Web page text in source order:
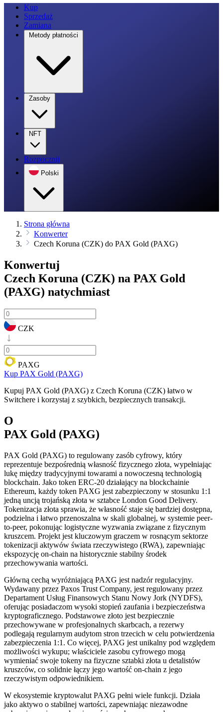
Kup
Sprzedaż
Zamiana
Metody płatności
Zasoby
NFT
Rozpocznij
Polski
Strona główna
Konwerter
Czech Koruna (CZK) do PAX Gold (PAXG)
Konwertuj
Czech Koruna (CZK) na PAX Gold
(PAXG) natychmiast
CZK
PAXG
Kup PAX Gold (PAXG)
Kupuj PAX Gold (PAXG) z Czech Koruna (CZK) łatwo w
Switchere i korzystaj z szybkich, bezpiecznych transakcji.
O
PAX Gold (PAXG)
PAX Gold (PAXG) to regulowany zasób cyfrowy, który
reprezentuje bezpośrednią własność fizycznego złota, wypełniając
lukę między tradycyjnymi towarami a nowoczesną technologią
blockchain. Jako token ERC-20 działający na blockchainie
Ethereum, każdy token PAXG jest zabezpieczony w stosunku 1:1
jedną uncją trojańską złota w sztabce London Good Delivery.
Tokenizacja złota sprawia, że własność staje się bardziej dostępna,
podzielna i łatwo przenoszalna w skali globalnej, w systemie peer-
to-peer, pokonując logistyczne wyzwania związane z fizycznym
kruszcem. Projekt jest kluczowym graczem w rosnącym sektorze
tokenizacji aktywów świata rzeczywistego (RWA), zapewniając
ekspozycję on-chain na historycznie stabilny środek
przechowywania wartości.
Główną cechą wyróżniającą PAXG jest nadzór regulacyjny.
Wydawany przez Paxos Trust Company, jest regulowany przez
Departament Usług Finansowych Stanu Nowy Jork (NYDFS),
oferując posiadaczom wysoki stopień zaufania i bezpieczeństwa
kryptograficznego. Podstawowe złoto jest bezpiecznie
przechowywane w profesjonalnych skarbcach, a rezerwy
podlegają regularnym audytom stron trzecich w celu potwierdzenia
zabezpieczenia 1:1. Co więcej, PAXG jest unikalny pod względem
możliwości wykupu; właściciele zasobu cyfrowego mogą
wymieniać swoje tokeny na fizyczne sztabki złota u detalistów
kruszców, co solidnie łączy jego wartość on-chain z jego
rzeczywistym odpowiednikiem.
W ekosystemie kryptowalut PAXG pełni wiele funkcji. Działa
jako aktywo o stabilnej wartości, zapewniając niezawodne